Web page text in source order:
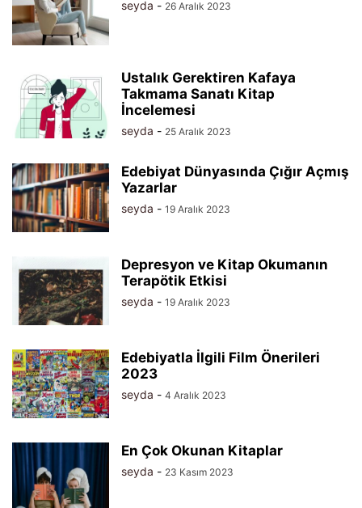
seyda - 26 Aralık 2023
Ustalık Gerektiren Kafaya
Takmama Sanatı Kitap
İncelemesi
seyda - 25 Aralık 2023
Edebiyat Dünyasında Çığır Açmış
Yazarlar
seyda - 19 Aralık 2023
Depresyon ve Kitap Okumanın
Terapötik Etkisi
seyda - 19 Aralık 2023
Edebiyatla İlgili Film Önerileri
2023
seyda - 4 Aralık 2023
En Çok Okunan Kitaplar
seyda - 23 Kasım 2023